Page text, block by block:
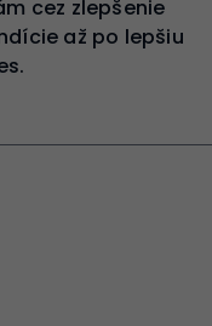
cez zlepšenie
až po lepšiu